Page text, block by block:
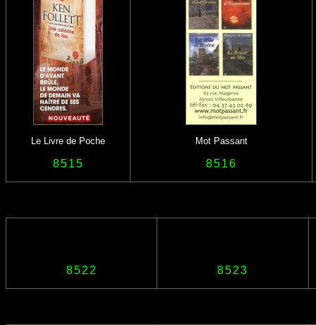
Le Livre de Poche Mot Passant
8515 8516
8522 8523